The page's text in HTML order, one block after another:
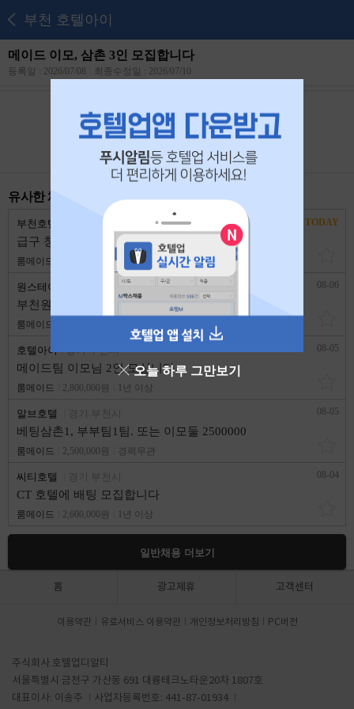
부천 호텔아이
메이드 이모, 삼촌 3인 모집합니다
등록일 : 2026/07/08 최종수정일 : 2026/07/10
본 공고는2026년 07월 27일 에 마감되었습니다.
유사한 채용 리스트
부천호텔 키노
급구 청소이모 1명 구합니다.
룸메이드 1년 이상
TODAY
원스테이호텔 경기 부천시
부천원종역호텔에서 청소부부팀모집
룸메이드
08-06
호텔아이 경기 부천시
메이드팀 이모님 2인 모십니다.
룸메이드 2,800,000원 1년 이상
08-05
알브호텔 경기 부천시
베팅삼촌1, 부부팀1팀. 또는 이모둘 2500000
룸메이드 2,500,000원 경력무관
08-05
씨티호텔 경기 부천시
CT 호텔에 배팅 모집합니다
룸메이드 2,600,000원 1년 이상
08-04
일반채용 더보기
오늘 하루 그만보기
홈 광고제휴 고객센터
이용약관 유료서비스 이용약관 개인정보처리방침 PC버전
주식회사 호텔업디알티
서울특별시 금천구 가산동 691 대륭테크노타운20차 1807호
대표이사: 이송주
사업자등록번호: 441-87-01934